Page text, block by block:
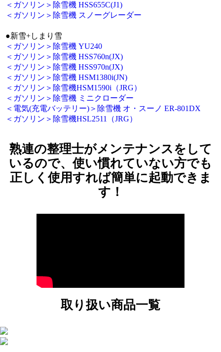
＜ガソリン＞除雪機 HSS655C(J1)
＜ガソリン＞除雪機 スノーグレーダー
●新雪+しまり雪
＜ガソリン＞除雪機 YU240
＜ガソリン＞除雪機 HSS760n(JX)
＜ガソリン＞除雪機 HSS970n(JX)
＜ガソリン＞除雪機 HSM1380i(JN)
＜ガソリン＞除雪機HSM1590i（JRG）
＜ガソリン＞除雪機 ミニクローダー
＜電気(充電バッテリー)＞除雪機 オ・スーノ ER-801DX
＜ガソリン＞除雪機HSL2511（JRG）
熟連の整理士がメンテナンスをして
いるので、使い慣れていない方でも
正しく使用すれば簡単に起動できま
す！
取り扱い商品一覧